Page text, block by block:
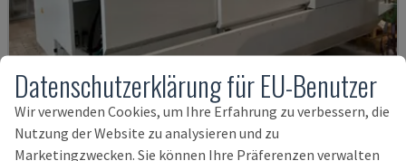
U5-1530
SPINNER - VERTIKAL-BEARBEITUNGSZENTRUM
Datenschutzerklärung für EU-Benutzer
Wir verwenden Cookies, um Ihre Erfahrung zu verbessern, die
Nutzung der Website zu analysieren und zu
Marketingzwecken. Sie können Ihre Präferenzen verwalten